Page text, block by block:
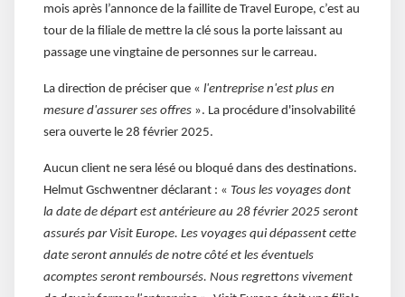
mois après l’annonce de la faillite de Travel Europe, c’est au
tour de la filiale de mettre la clé sous la porte laissant au
passage une vingtaine de personnes sur le carreau.
La direction de préciser que « l'entreprise n'est plus en
mesure d'assurer ses offres ». La procédure d'insolvabilité
sera ouverte le 28 février 2025.
Aucun client ne sera lésé ou bloqué dans des destinations.
Helmut Gschwentner déclarant : « Tous les voyages dont
la date de départ est antérieure au 28 février 2025 seront
assurés par Visit Europe. Les voyages qui dépassent cette
date seront annulés de notre côté et les éventuels
acomptes seront remboursés. Nous regrettons vivement